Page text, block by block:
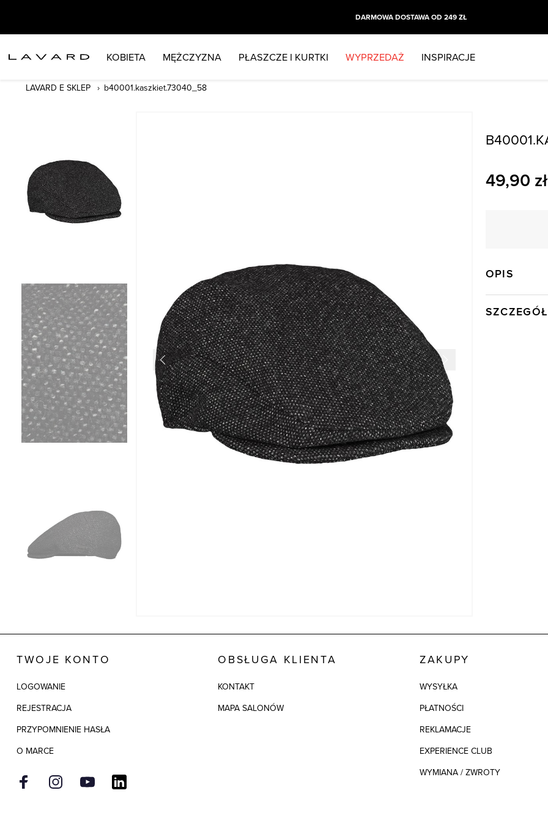
DARMOWA DOSTAWA OD 249 ZŁ
KOBIETA MĘŻCZYZNA PŁASZCZE I KURTKI WYPRZEDAŻ INSPIRACJE
LAVARD E SKLEP b40001.kaszkiet.73040_58
49,90 zł
OPIS
TWOJE KONTO
LOGOWANIE
REJESTRACJA
PRZYPOMNIENIE HASŁA
O MARCE
OBSŁUGA KLIENTA
KONTAKT
MAPA SALONÓW
ZAKUPY
WYSYŁKA
PŁATNOŚCI
REKLAMACJE
EXPERIENCE CLUB
WYMIANA / ZWROTY